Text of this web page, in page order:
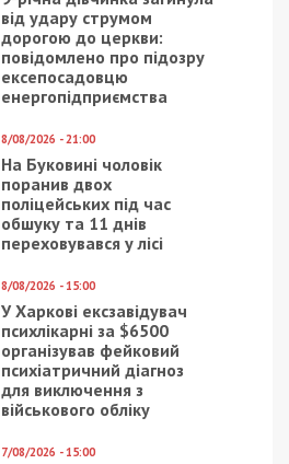
від удару струмом
дорогою до церкви:
повідомлено про підозру
ексепосадовцю
енергопідприємства
8/08/2026 - 21:00
На Буковині чоловік
поранив двох
поліцейських під час
обшуку та 11 днів
переховувався у лісі
8/08/2026 - 15:00
У Харкові ексзавідувач
психлікарні за $6500
організував фейковий
психіатричний діагноз
для виключення з
військового обліку
7/08/2026 - 15:00